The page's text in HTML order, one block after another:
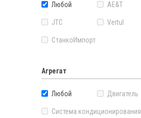
Любой AE&T
JTC Vertul
СтанкоИмпорт
Агрегат
Любой Двигатель
Система кондиционирования